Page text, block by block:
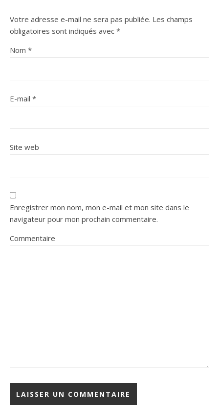
Votre adresse e-mail ne sera pas publiée. Les champs
obligatoires sont indiqués avec *
Nom *
E-mail *
Site web
Enregistrer mon nom, mon e-mail et mon site dans le
navigateur pour mon prochain commentaire.
Commentaire